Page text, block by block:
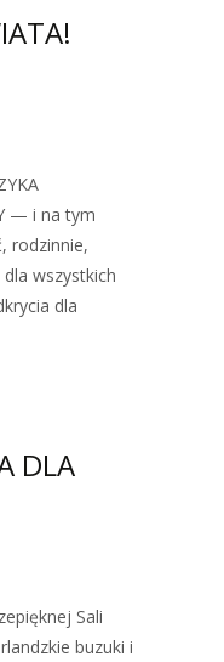
— i na tym
rodzinnie,
wszystkich
dla
DLA
Sali
buzuki i